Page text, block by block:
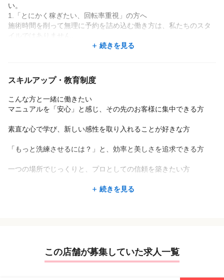
い。
1.「とにかく稼ぎたい、回転率重視」の方へ
施術時間を削って無理に予約を詰め込む働き方は、私たちのスタ
イルではありません。
お客様一人ひとりの指先と丁寧に向き合い、**「シンプルで洗練さ
もどかしく感じる環境かもしれません。
2.「自分のやり方だけで進めたい」の方へ
toliy & deliy では、どのスタッフが担当しても**「上質なクオリテ
ィ」**を提供できるよう、独自の接客・施術マニュアルを大切にし
「自分流」にこだわり、型にはまることを窮屈に感じる方より
も、共通の美学を共有し、チームとして高め合える方を求めてい
ます。
私たちは、技術も仕組みも常にアップデートし続けています。
か？」**を全員で考える文化です。「今の自分で十分」「これ以上
学ぶ必要はない」と考えている方には、私たちのスピード感は少
生モノの武器を持てるよう、本気で投資します。そのため、「と
りあえず」という気持ちの方は、お互いにとって良い結果になら
続きを見る
スキルアップ・教育制度
こんな方と一緒に働きたい
マニュアルを「安心」と感じ、その先のお客様に集中できる方
素直な心で学び、新しい感性を取り入れることが好きな方
「もっと洗練させるには？」と、効率と美しさを追求できる方
一つの場所でじっくりと、プロとしての信頼を築きたい方
マンツーマン指導
続きを見る
この店舗が募集していた求人一覧